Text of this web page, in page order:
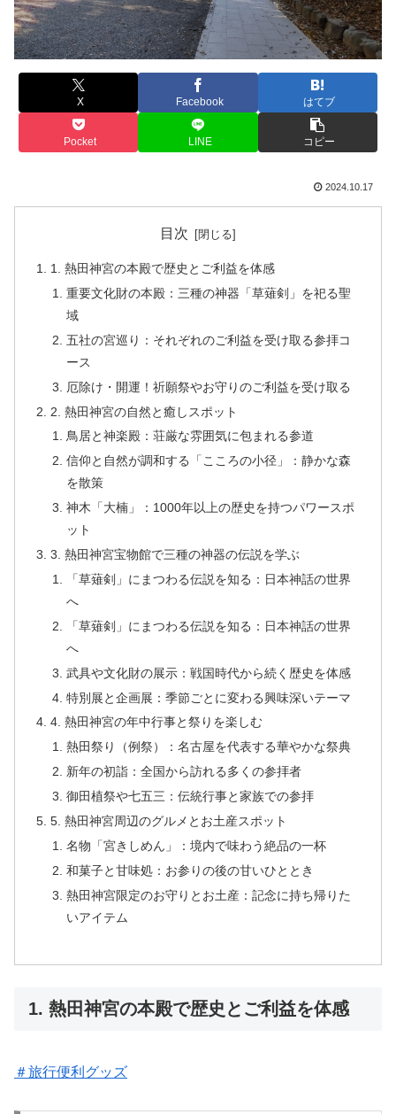
X Facebook はてブ
Pocket LINE コピー
2024.10.17
目次
1. 熱田神宮の本殿で歴史とご利益を体感
重要文化財の本殿：三種の神器「草薙剣」を祀る聖
域
五社の宮巡り：それぞれのご利益を受け取る参拝コ
ース
厄除け・開運！祈願祭やお守りのご利益を受け取る
2. 熱田神宮の自然と癒しスポット
鳥居と神楽殿：荘厳な雰囲気に包まれる参道
信仰と自然が調和する「こころの小径」：静かな森
を散策
神木「大楠」：1000年以上の歴史を持つパワースポ
ット
3. 熱田神宮宝物館で三種の神器の伝説を学ぶ
「草薙剣」にまつわる伝説を知る：日本神話の世界
へ
「草薙剣」にまつわる伝説を知る：日本神話の世界
へ
武具や文化財の展示：戦国時代から続く歴史を体感
特別展と企画展：季節ごとに変わる興味深いテーマ
4. 熱田神宮の年中行事と祭りを楽しむ
熱田祭り（例祭）：名古屋を代表する華やかな祭典
新年の初詣：全国から訪れる多くの参拝者
御田植祭や七五三：伝統行事と家族での参拝
5. 熱田神宮周辺のグルメとお土産スポット
名物「宮きしめん」：境内で味わう絶品の一杯
和菓子と甘味処：お参りの後の甘いひととき
熱田神宮限定のお守りとお土産：記念に持ち帰りた
いアイテム
1. 熱田神宮の本殿で歴史とご利益を体感
＃旅行便利グッズ